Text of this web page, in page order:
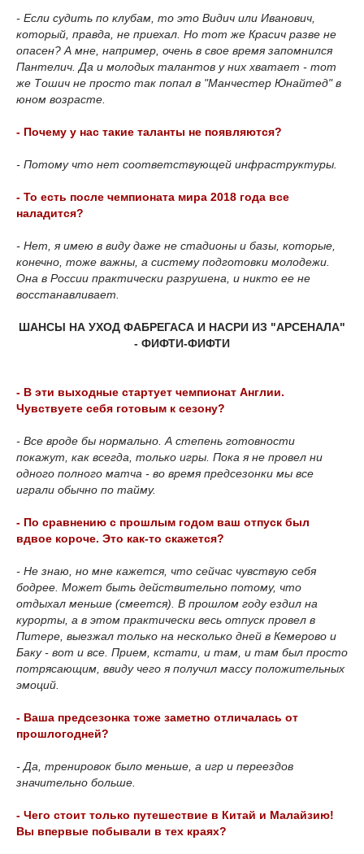
- Если судить по клубам, то это Видич или Иванович,
который, правда, не приехал. Но тот же Красич разве не
опасен? А мне, например, очень в свое время запомнился
Пантелич. Да и молодых талантов у них хватает - тот
же Тошич не просто так попал в "Манчестер Юнайтед" в
юном возрасте.
- Почему у нас такие таланты не появляются?
- Потому что нет соответствующей инфраструктуры.
- То есть после чемпионата мира 2018 года все
наладится?
- Нет, я имею в виду даже не стадионы и базы, которые,
конечно, тоже важны, а систему подготовки молодежи.
Она в России практически разрушена, и никто ее не
восстанавливает.
ШАНСЫ НА УХОД ФАБРЕГАСА И НАСРИ ИЗ "АРСЕНАЛА"
- ФИФТИ-ФИФТИ
- В эти выходные стартует чемпионат Англии.
Чувствуете себя готовым к сезону?
- Все вроде бы нормально. А степень готовности
покажут, как всегда, только игры. Пока я не провел ни
одного полного матча - во время предсезонки мы все
играли обычно по тайму.
- По сравнению с прошлым годом ваш отпуск был
вдвое короче. Это как-то скажется?
- Не знаю, но мне кажется, что сейчас чувствую себя
бодрее. Может быть действительно потому, что
отдыхал меньше (смеется). В прошлом году ездил на
курорты, а в этом практически весь отпуск провел в
Питере, выезжал только на несколько дней в Кемерово и
Баку - вот и все. Прием, кстати, и там, и там был просто
потрясающим, ввиду чего я получил массу положительных
эмоций.
- Ваша предсезонка тоже заметно отличалась от
прошлогодней?
- Да, тренировок было меньше, а игр и переездов
значительно больше.
- Чего стоит только путешествие в Китай и Малайзию!
Вы впервые побывали в тех краях?